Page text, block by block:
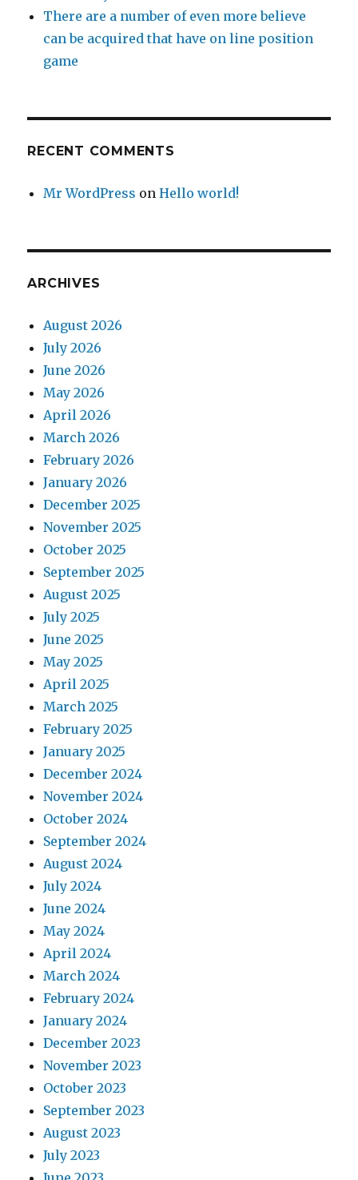
There are a number of even more believe
can be acquired that have on line position
game
RECENT COMMENTS
Mr WordPress onHello world!
ARCHIVES
August 2026
July 2026
June 2026
May 2026
April 2026
March 2026
February 2026
January 2026
December 2025
November 2025
October 2025
September 2025
August 2025
July 2025
June 2025
May 2025
April 2025
March 2025
February 2025
January 2025
December 2024
November 2024
October 2024
September 2024
August 2024
July 2024
June 2024
May 2024
April 2024
March 2024
February 2024
January 2024
December 2023
November 2023
October 2023
September 2023
August 2023
July 2023